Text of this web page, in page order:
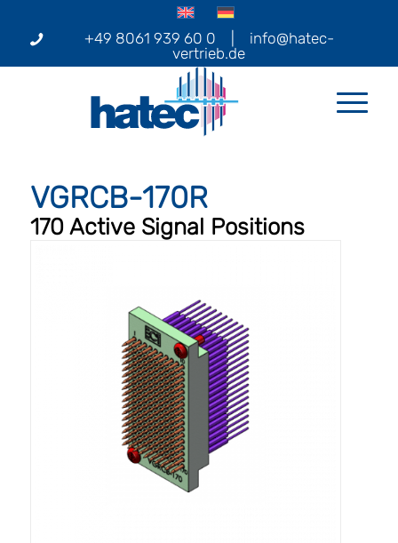
+49 8061 939 60 0
info@hatec-
vertrieb.de
VGRCB-170R
170 Active Signal Positions